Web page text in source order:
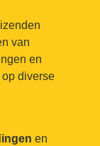
van
en
diverse
en